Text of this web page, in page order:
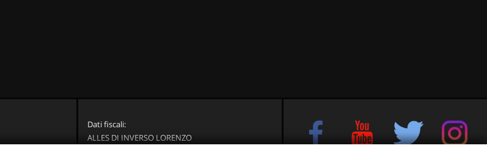
Dati fiscali:
ALLES DI INVERSO LORENZO